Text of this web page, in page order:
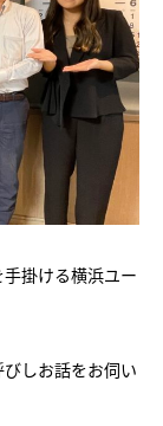
掛ける横浜ユー
しお話をお伺い